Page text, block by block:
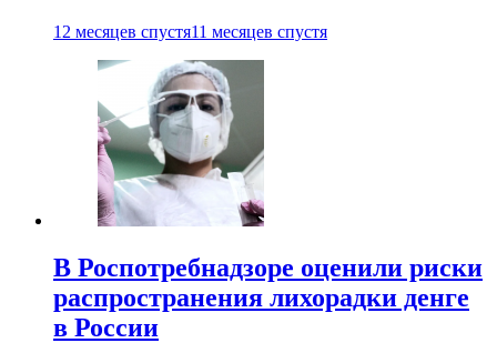
12 месяцев спустя11 месяцев спустя
В Роспотребнадзоре оценили риски
распространения лихорадки денге
в России